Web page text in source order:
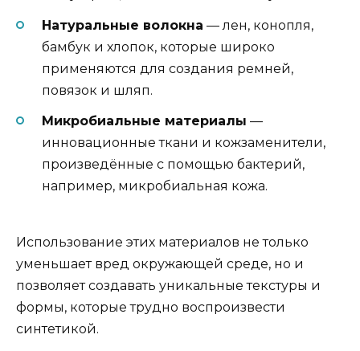
Натуральные волокна — лен, конопля,
бамбук и хлопок, которые широко
применяются для создания ремней,
повязок и шляп.
Микробиальные материалы —
инновационные ткани и кожзаменители,
произведённые с помощью бактерий,
например, микробиальная кожа.
Использование этих материалов не только
уменьшает вред окружающей среде, но и
позволяет создавать уникальные текстуры и
формы, которые трудно воспроизвести
синтетикой.